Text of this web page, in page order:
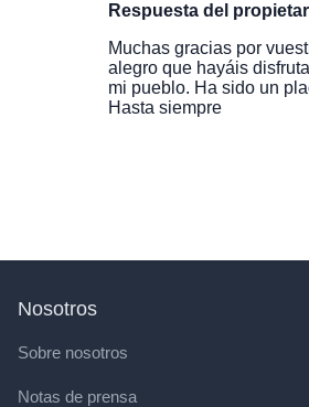
Respuesta del
Muchas gracias por
alegro que hayáis
mi pueblo. Ha sido un
Hasta siempre
Nosotros
Sobre nosotros
Notas de prensa